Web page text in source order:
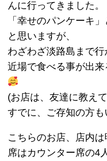
んに行ってきました。
「幸せのパンケーキ
と思いますが、
わざわざ淡路島まで行
近場で食べる事が出
(お店は、友達に教え
すでに、ご存知の方も
こちらのお店、店内は
席はカウンター席の4